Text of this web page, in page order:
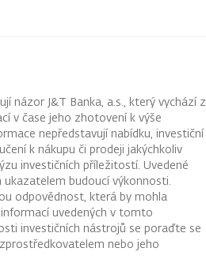
názor J&T Banka, a.s., který vychází z
v čase jeho zhotovení k výše
nepředstavují nabídku, investiční
k nákupu či prodeji jakýchkoliv
investičních příležitostí. Uvedené
budoucí výkonnosti.
odpovědnost, která by mohla
uvedených v tomto
investičních nástrojů se poraďte se
nebo jeho